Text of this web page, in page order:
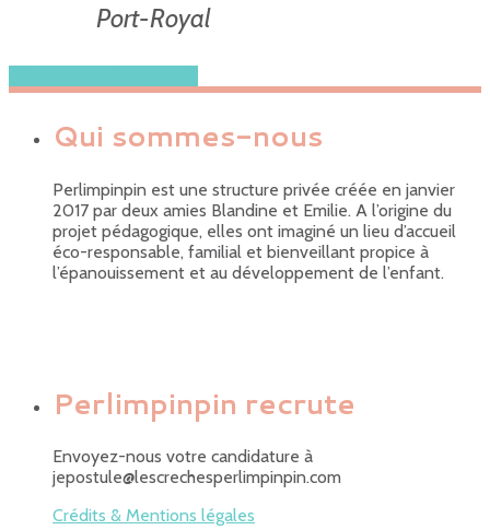
Port-Royal
Qui sommes-nous
Perlimpinpin est une structure privée créée en janvier
2017 par deux amies Blandine et Emilie. A l’origine du
projet pédagogique, elles ont imaginé un lieu d’accueil
éco-responsable, familial et bienveillant propice à
l’épanouissement et au développement de l’enfant.
Perlimpinpin recrute
Envoyez-nous votre candidature à
jepostule@lescrechesperlimpinpin.com
Crédits & Mentions légales